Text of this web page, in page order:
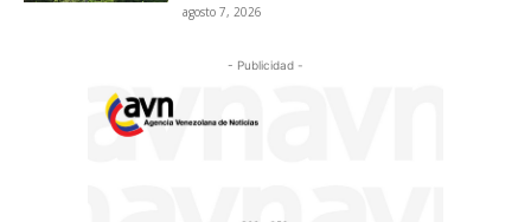
agosto 7, 2026
- Publicidad -